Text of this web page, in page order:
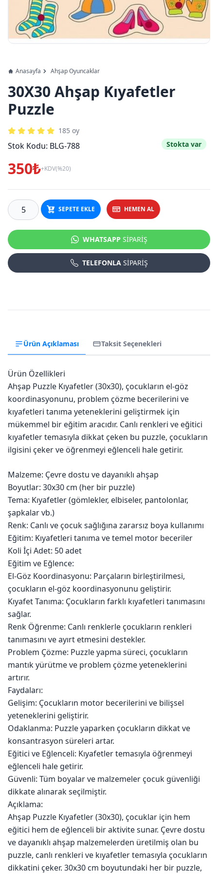
Anasayfa Ahşap Oyuncaklar
30X30 Ahşap Kıyafetler
Puzzle
185 oy
Stok Kodu: BLG-788 Stokta var
350₺+KDV(%20)
SEPETE EKLE HEMEN AL
WHATSAPP SİPARİŞ
TELEFONLA SİPARİŞ
Ürün Açıklaması Taksit Seçenekleri
Ürün Özellikleri
Ahşap Puzzle Kıyafetler (30x30), çocukların el-göz
koordinasyonunu, problem çözme becerilerini ve
kıyafetleri tanıma yeteneklerini geliştirmek için
mükemmel bir eğitim aracıdır. Canlı renkleri ve eğitici
kıyafetler temasıyla dikkat çeken bu puzzle, çocukların
ilgisini çeker ve öğrenmeyi eğlenceli hale getirir.
Malzeme: Çevre dostu ve dayanıklı ahşap
Boyutlar: 30x30 cm (her bir puzzle)
Tema: Kıyafetler (gömlekler, elbiseler, pantolonlar,
şapkalar vb.)
Renk: Canlı ve çocuk sağlığına zararsız boya kullanımı
Eğitim: Kıyafetleri tanıma ve temel motor beceriler
Koli İçi Adet: 50 adet
Eğitim ve Eğlence:
El-Göz Koordinasyonu: Parçaların birleştirilmesi,
çocukların el-göz koordinasyonunu geliştirir.
Kıyafet Tanıma: Çocukların farklı kıyafetleri tanımasını
sağlar.
Renk Öğrenme: Canlı renklerle çocukların renkleri
tanımasını ve ayırt etmesini destekler.
Problem Çözme: Puzzle yapma süreci, çocukların
mantık yürütme ve problem çözme yeteneklerini
artırır.
Faydaları:
Gelişim: Çocukların motor becerilerini ve bilişsel
yeteneklerini geliştirir.
Odaklanma: Puzzle yaparken çocukların dikkat ve
konsantrasyon süreleri artar.
Eğitici ve Eğlenceli: Kıyafetler temasıyla öğrenmeyi
eğlenceli hale getirir.
Güvenli: Tüm boyalar ve malzemeler çocuk güvenliği
dikkate alınarak seçilmiştir.
Açıklama:
Ahşap Puzzle Kıyafetler (30x30), çocuklar için hem
eğitici hem de eğlenceli bir aktivite sunar. Çevre dostu
ve dayanıklı ahşap malzemelerden üretilmiş olan bu
puzzle, canlı renkleri ve kıyafetler temasıyla çocukların
dikkatini çeker. 30x30 cm boyutundaki her bir puzzle,